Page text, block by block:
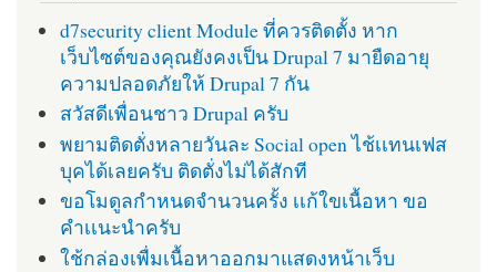
d7security client Module ที่ควรติดตั้ง หาก
เว็บไซต์ของคุณยังคงเป็น Drupal 7 มายืดอายุ
ความปลอดภัยให้ Drupal 7 กัน
สวัสดีเพื่อนชาว Drupal ครับ
พยามติดตั่งหลายวันละ Social open ไช้เเทนเฟส
บุคได้เลยครับ ติดตั่งไม่ได้สักที
ขอโมดูลกำหนดจำนวนครั้ง เเก้ใขเนื้อหา ขอ
คำเเนะนำครับ
ใช้กล่องเพื่มเนื้อหาออกมาแสดงหน้าเว็บ